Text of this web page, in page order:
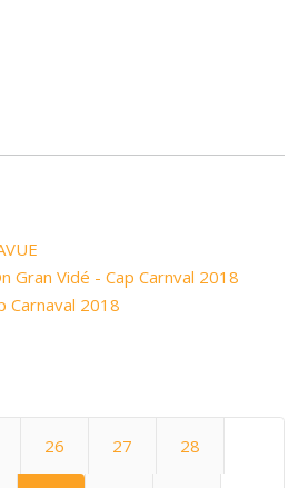
Gran Vidé - Cap Carnval 2018
Carnaval 2018
26 27 28